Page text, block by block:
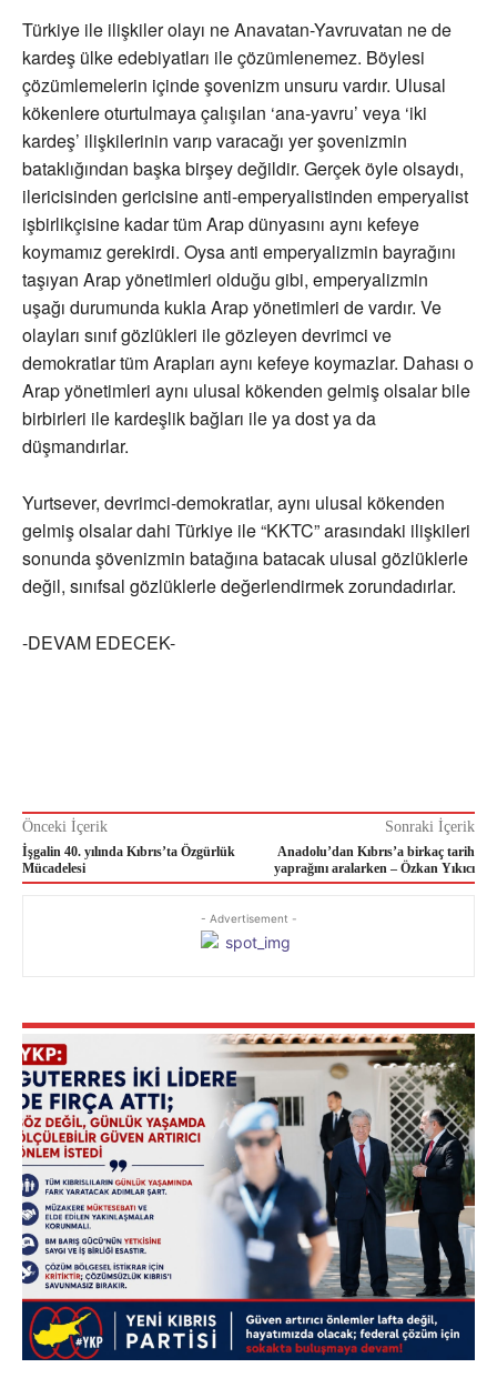
Türkiye ile ilişkiler olayı ne Anavatan-Yavruvatan ne de
kardeş ülke edebiyatları ile çözümlenemez. Böylesi
çözümlemelerin içinde şovenizm unsuru vardır. Ulusal
kökenlere oturtulmaya çalışılan ‘ana-yavru’ veya ‘iki
kardeş’ ilişkilerinin varıp varacağı yer şovenizmin
bataklığından başka birşey değildir. Gerçek öyle olsaydı,
ilericisinden gericisine anti-emperyalistinden emperyalist
işbirlikçisine kadar tüm Arap dünyasını aynı kefeye
koymamız gerekirdi. Oysa anti emperyalizmin bayrağını
taşıyan Arap yönetimleri olduğu gibi, emperyalizmin
uşağı durumunda kukla Arap yönetimleri de vardır. Ve
olayları sınıf gözlükleri ile gözleyen devrimci ve
demokratlar tüm Arapları aynı kefeye koymazlar. Dahası o
Arap yönetimleri aynı ulusal kökenden gelmiş olsalar bile
birbirleri ile kardeşlik bağları ile ya dost ya da
düşmandırlar.
Yurtsever, devrimci-demokratlar, aynı ulusal kökenden
gelmiş olsalar dahi Türkiye ile “KKTC” arasındaki ilişkileri
sonunda şövenizmin batağına batacak ulusal gözlüklerle
değil, sınıfsal gözlüklerle değerlendirmek zorundadırlar.
-DEVAM EDECEK-
Önceki İçerik
İşgalin 40. yılında Kıbrıs’ta Özgürlük
Mücadelesi
Sonraki İçerik
Anadolu’dan Kıbrıs’a birkaç tarih
yaprağını aralarken – Özkan Yıkıcı
- Advertisement -